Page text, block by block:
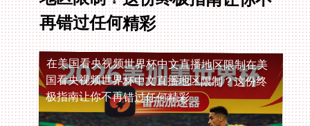
再错过任何精彩
在美国看央视频世界杯中文直播地区限制在美
国看央视频世界杯中文直播地区限制？这份终
极指南让你不再错过任何精彩